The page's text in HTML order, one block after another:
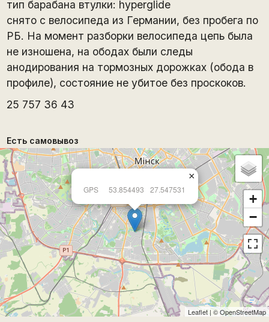
тип барабана втулки: hyperglide
снято с велосипеда из Германии, без пробега по
РБ. На момент разборки велосипеда цепь была
не изношена, на ободах были следы
анодирования на тормозных дорожках (обода в
профиле), состояние не убитое без проскоков.
25 757 36 43
Есть самовывоз
GPS 53.854493 27.547531
×
+
−
Leaflet | ©OpenStreetMap